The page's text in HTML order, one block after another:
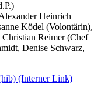
Heinrich
Ködel (Volontärin),
Christian Reimer (Chef
Denise Schwarz,
(Interner Link)